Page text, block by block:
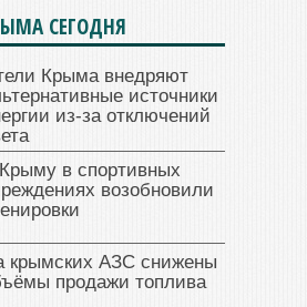
СЕГОДНЯ
Крыма внедряют
источники
из-за отключений
в спортивных
возобновили
крымских АЗС снижены
продажи топлива